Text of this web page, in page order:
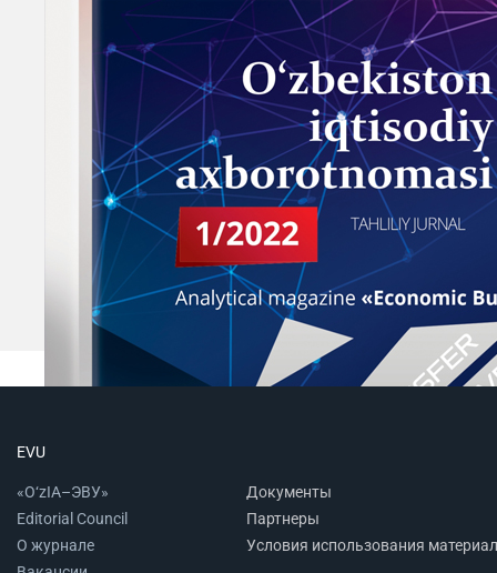
EVU
«O‘zIA–ЭВУ»
Editorial Council
О журнале
Документы
Партнеры
Условия использования